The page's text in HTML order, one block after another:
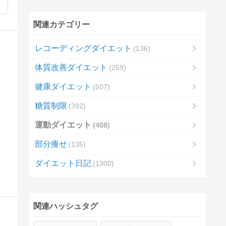
関連カテゴリー
レコーディングダイエット 136
体質改善ダイエット 259
健康ダイエット 607
糖質制限 392
運動ダイエット 408
部分痩せ 135
ダイエット日記 1300
関連ハッシュタグ